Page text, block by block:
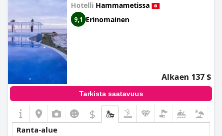
Hotelli Hammametissa
9,1 Erinomainen
Alkaen 137 $
Tarkista saatavuus
$
Ranta-alue